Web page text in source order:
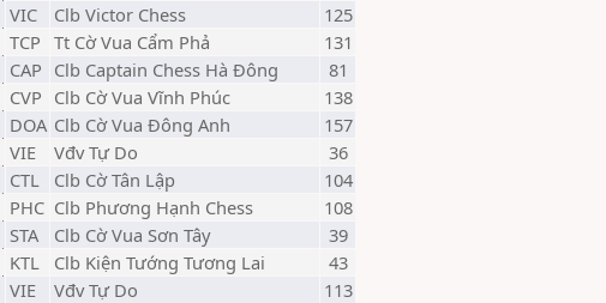
VIC Clb Victor Chess
125
TCP Tt Cờ Vua Cẩm Phả
131
CAP Clb Captain Chess Hà Đông
81
CVP Clb Cờ Vua Vĩnh Phúc
138
DOA Clb Cờ Vua Đông Anh
157
VIE Vđv Tự Do
36
CTL Clb Cờ Tân Lập
104
PHC Clb Phương Hạnh Chess
108
STA Clb Cờ Vua Sơn Tây
39
KTL Clb Kiện Tướng Tương Lai
43
VIE Vđv Tự Do
113